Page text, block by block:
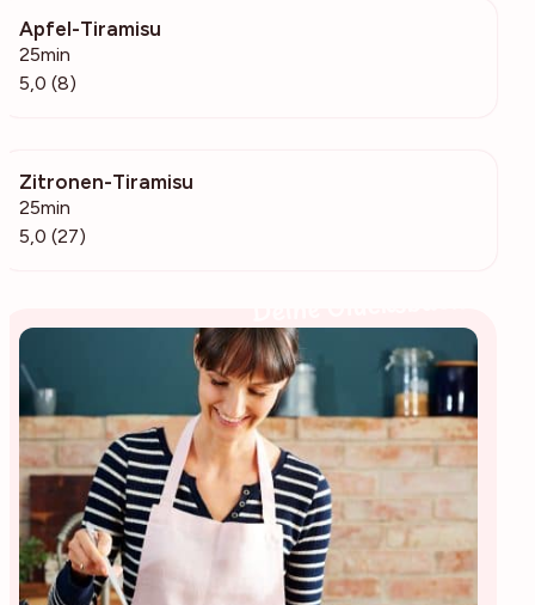
Apfel-Tiramisu
25min
5,0 (8)
Zitronen-Tiramisu
25min
5,0 (27)